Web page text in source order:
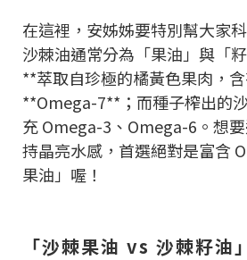
在這裡，安姊姊要特別幫大家
沙棘油通常分為「果油」與「
**萃取自珍極的橘黃色果肉，
**Omega-7**；而種子榨出的
充 Omega-3、Omega-6。想
持晶亮水感，首選絕對是富含
果油」喔！
「沙棘果油 vs 沙棘籽油